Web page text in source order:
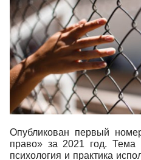
Опубликован первый
право» за 2021 год. Тема
психология и практика